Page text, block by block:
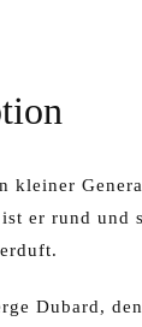
kleiner
er rund
Dubard,